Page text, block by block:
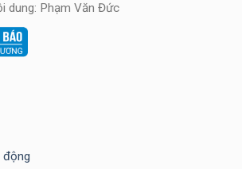
dung: Phạm Văn Đức
động